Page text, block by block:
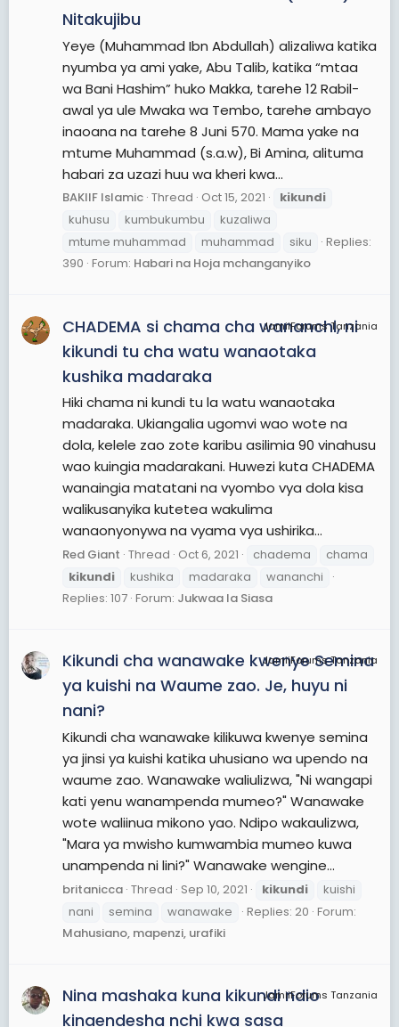
Nitakujibu
Yeye (Muhammad Ibn Abdullah) alizaliwa katika
nyumba ya ami yake, Abu Talib, katika “mtaa
wa Bani Hashim” huko Makka, tarehe 12 Rabil-
awal ya ule Mwaka wa Tembo, tarehe ambayo
inaoana na tarehe 8 Juni 570. Mama yake na
mtume Muhammad (s.a.w), Bi Amina, alituma
habari za uzazi huu wa kheri kwa...
BAKIIF Islamic Thread Oct 15, 2021
kikundi
kuhusu
kumbukumbu
kuzaliwa
mtume muhammad
muhammad siku
Replies:
390 Forum: Habari na Hoja mchanganyiko
JamiiForums Tanzania
CHADEMA si chama cha wananchi, ni
kikundi tu cha watu wanaotaka
kushika madaraka
Hiki chama ni kundi tu la watu wanaotaka
madaraka. Ukiangalia ugomvi wao wote na
dola, kelele zao zote karibu asilimia 90 vinahusu
wao kuingia madarakani. Huwezi kuta CHADEMA
wanaingia matatani na vyombo vya dola kisa
walikusanyika kutetea wakulima
wanaonyonywa na vyama vya ushirika...
Red Giant Thread Oct 6, 2021 chadema
chama
kikundi
kushika madaraka
wananchi
Replies: 107 Forum: Jukwaa la Siasa
JamiiForums Tanzania
Kikundi cha wanawake kwenye Semina
ya kuishi na Waume zao. Je, huyu ni
nani?
Kikundi cha wanawake kilikuwa kwenye semina
ya jinsi ya kuishi katika uhusiano wa upendo na
waume zao. Wanawake waliulizwa, "Ni wangapi
kati yenu wanampenda mumeo?" Wanawake
wote waliinua mikono yao. Ndipo wakaulizwa,
"Mara ya mwisho kumwambia mumeo kuwa
unampenda ni lini?" Wanawake wengine...
britanicca Thread Sep 10, 2021 kikundi
kuishi
nani
semina wanawake Replies: 20 Forum:
Mahusiano, mapenzi, urafiki
JamiiForums Tanzania
Nina mashaka kuna kikundi ndio
kinaendesha nchi kwa sasa